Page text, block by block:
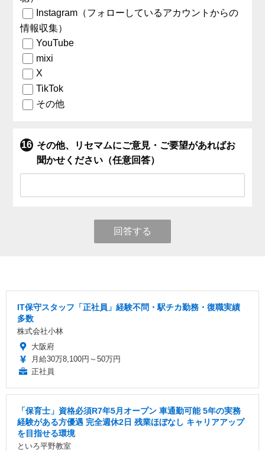
Instagram（フォローしているアカウントからの
情報収集）
YouTube
mixi
X
TikTok
その他
その他、リセマムにご意見・ご要望があればお
聞かせください（任意回答）
回答する
IT保守スタッフ「正社員」経験不問・駅チカ勤務・復職実績
多数
株式会社小林
大阪府
月給30万8,100円～50万円
正社員
「保育士」資格必須R7年5月オープン 車通勤可能 5年の実務
経験がある方優遇 完全週休2日 残業ほぼなし キャリアアップ
を目指せる環境
といろ平野教室